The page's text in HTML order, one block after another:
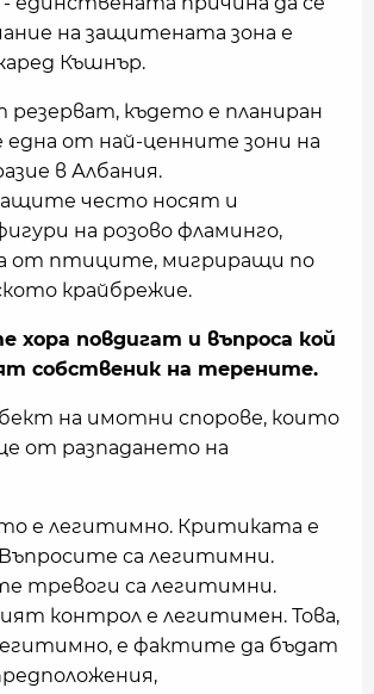
на защитената зона е
Къшнър.
където е планиран
от най-ценните зони на
в Албания.
често носят и
на розово фламинго,
от птиците, мигриращи по
крайбрежие.
хора повдигат и въпроса кой
собственик на терените.
на имотни спорове, които
от разпадането на
е легитимно. Критиката е
са легитимни.
тревоги са легитимни.
контрол е легитимен. Това,
е фактите да бъдат